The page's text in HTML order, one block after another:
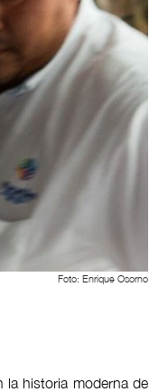
Foto: Enrique Osorno
la historia moderna de